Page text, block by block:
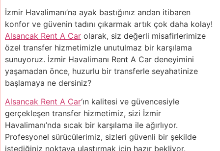
İzmir Havalimanı’na ayak bastığınız andan itibaren
konfor ve güvenin tadını çıkarmak artık çok daha kolay!
Alsancak Rent A Car olarak, siz değerli misafirlerimize
özel transfer hizmetimizle unutulmaz bir karşılama
sunuyoruz. İzmir Havalimanı Rent A Car deneyimini
yaşamadan önce, huzurlu bir transferle seyahatinize
başlamaya ne dersiniz?
Alsancak Rent A Car‘ın kalitesi ve güvencesiyle
gerçekleşen transfer hizmetimiz, sizi İzmir
Havalimanı’nda sıcak bir karşılama ile ağırlıyor.
Profesyonel sürücülerimiz, sizleri güvenli bir şekilde
istediğiniz noktaya ulaştırmak için hazır bekliyor.